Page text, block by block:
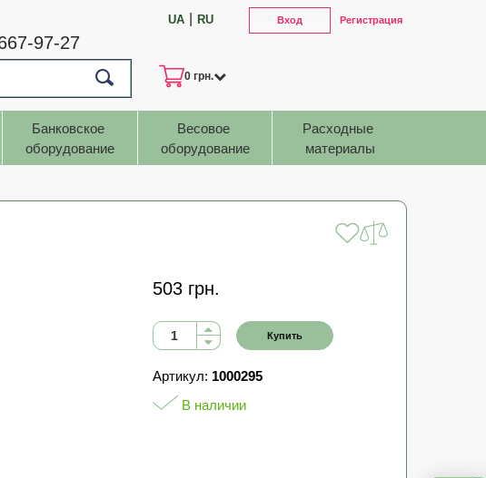
UA RU Вход Регистрация
97-27
0 грн.
Банковское
оборудование
Весовое
оборудование
Расходные
материалы
503 грн.
Купить
Артикул: 1000295
В наличии